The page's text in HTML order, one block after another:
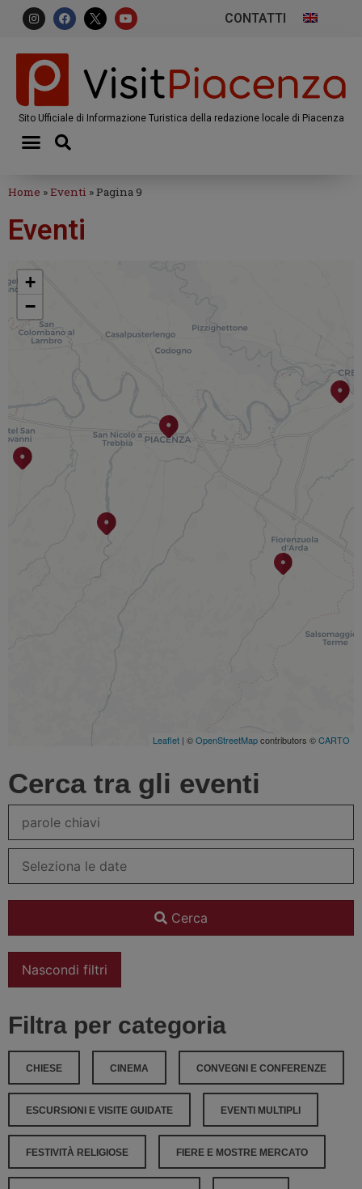
CONTATTI
Sito Ufficiale di Informazione Turistica della redazione locale di Piacenza
Home »Eventi »Pagina 9
Eventi
+
−
Leaflet | ©OpenStreetMapcontributors ©CARTO
Cerca tra gli eventi
Cerca
Nascondi filtri
Filtra per categoria
CHIESE CINEMA CONVEGNI E CONFERENZE
ESCURSIONI E VISITE GUIDATE EVENTI MULTIPLI
FESTIVITÀ RELIGIOSE FIERE E MOSTRE MERCATO